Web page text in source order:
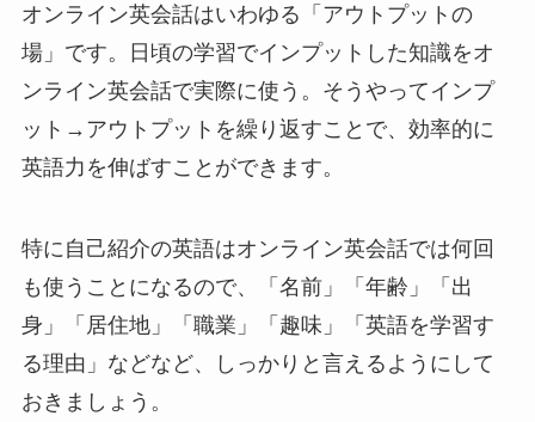
オンライン英会話はいわゆる「アウトプットの
場」です。日頃の学習でインプットした知識をオ
ンライン英会話で実際に使う。そうやってインプ
ット→アウトプットを繰り返すことで、効率的に
英語力を伸ばすことができます。
特に自己紹介の英語はオンライン英会話では何回
も使うことになるので、「名前」「年齢」「出
身」「居住地」「職業」「趣味」「英語を学習す
る理由」などなど、しっかりと言えるようにして
おきましょう。